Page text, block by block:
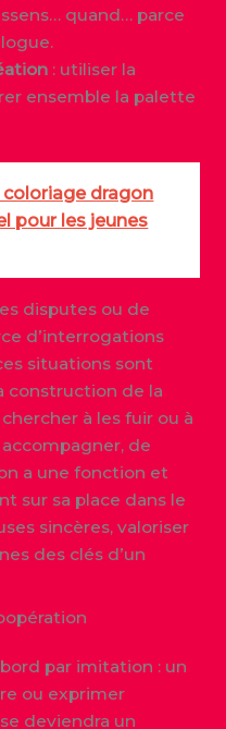
quand… parce
: utiliser la
ensemble la palette
coloriage dragon
pour les jeunes
disputes ou de
d’interrogations
situations sont
construction de la
à les fuir ou à
accompagner, de
a une fonction et
sur sa place dans le
sincères, valoriser
des clés d’un
par imitation : un
ou exprimer
deviendra un